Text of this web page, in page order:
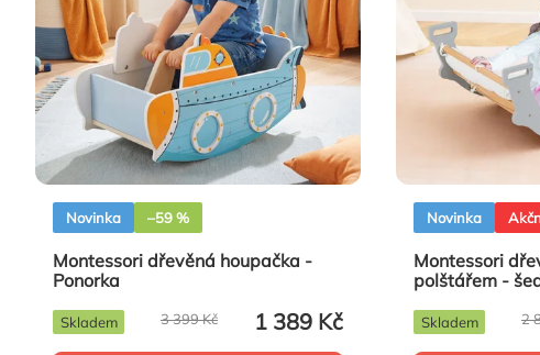
Novinka –59 %
Montessori dřevěná houpačka -
Ponorka
1 389 Kč
3 399 Kč
Skladem
Novinka
Montessori
polštářem -
2
Skladem